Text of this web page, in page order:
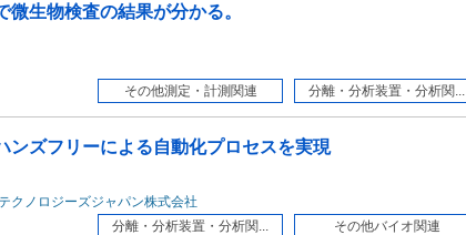
微生物検査の結果が分かる。
その他測定・計測関連
分離・分析装置・分析関...
ンズフリーによる自動化プロセスを実現
クノロジーズジャパン株式会社
分離・分析装置・分析関...
その他バイオ関連